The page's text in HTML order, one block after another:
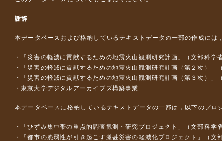
謝辞
本データベースおよび格納しているテキストデータの一部の作成には
「災害の軽減に貢献するための地震火山観測研究計画」（文部科学
「災害の軽減に貢献するための地震火山観測研究計画（第２次）」
「災害の軽減に貢献するための地震火山観測研究計画（第３次）」
東京大学デジタルアーカイブズ構築事業
本データベースに格納しているテキストデータの一部は，以下のプロ
「ひずみ集中帯の重点的調査観測・研究プロジェクト」（文部科
「都市の脆弱性が引き起こす激甚災害の軽減化プロジェクト」（